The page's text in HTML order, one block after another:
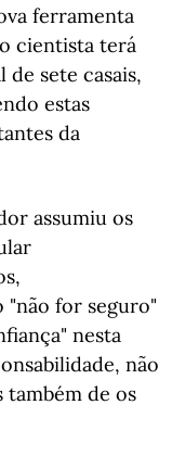
ferramenta
cientista terá
sete casais,
estas
da
assumiu os
"não for seguro"
nesta
não
também de os